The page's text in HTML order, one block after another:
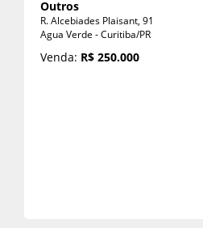
Outros
R. Alcebiades Plaisant, 91
Agua Verde - Curitiba/PR
Venda: R$ 250.000